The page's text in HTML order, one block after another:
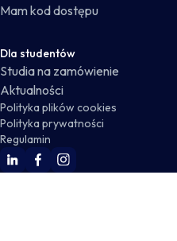
Mam kod dostępu
Dla studentów
Studia na zamówienie
Aktualności
Polityka plików cookies
Polityka prywatności
Regulamin
WSKZ Linkedin
WSKZ Facebook
WSKZ Instagram